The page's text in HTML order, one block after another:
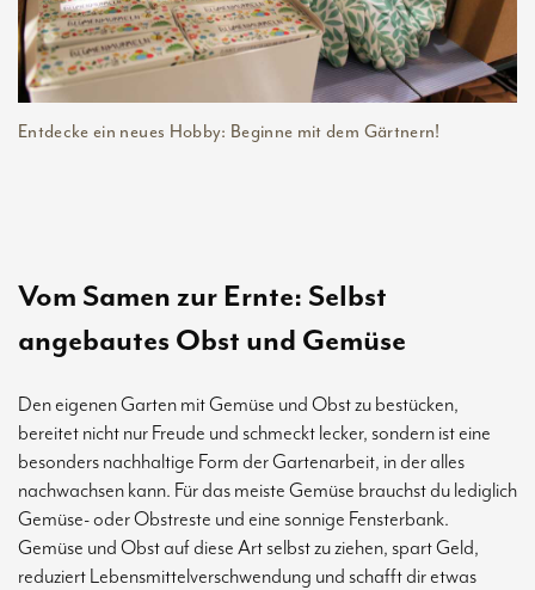
Entdecke ein neues Hobby: Beginne mit dem Gärtnern!
Vom Samen zur Ernte: Selbst
angebautes Obst und Gemüse
Den eigenen Garten mit Gemüse und Obst zu bestücken,
bereitet nicht nur Freude und schmeckt lecker, sondern ist eine
besonders nachhaltige Form der Gartenarbeit, in der alles
nachwachsen kann. Für das meiste Gemüse brauchst du lediglich
Gemüse- oder Obstreste und eine sonnige Fensterbank.
Gemüse und Obst auf diese Art selbst zu ziehen, spart Geld,
reduziert Lebensmittelverschwendung und schafft dir etwas